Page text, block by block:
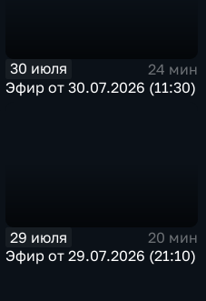
30 июля
24 мин
Эфир от 30.07.2026 (11:30)
29 июля
20 мин
Эфир от 29.07.2026 (21:10)